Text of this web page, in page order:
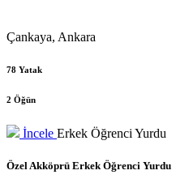
Çankaya, Ankara
78 Yatak
2 Öğün
İncele Erkek Öğrenci Yurdu
Özel Akköprü Erkek Öğrenci Yurdu